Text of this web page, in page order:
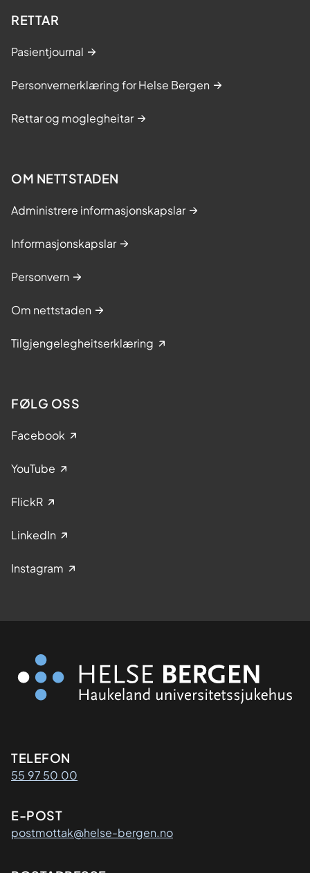
RETTAR
Pasientjournal
Personvernerklæring for Helse Bergen
Rettar og moglegheitar
OM NETTSTADEN
Administrere informasjonskapslar
Informasjonskapslar
Personvern
Om nettstaden
Tilgjengelegheitserklæring
FØLG OSS
Facebook
YouTube
FlickR
LinkedIn
Instagram
Kontaktinformasjon
TELEFON
55 97 50 00
E-POST
postmottak@helse-bergen.no